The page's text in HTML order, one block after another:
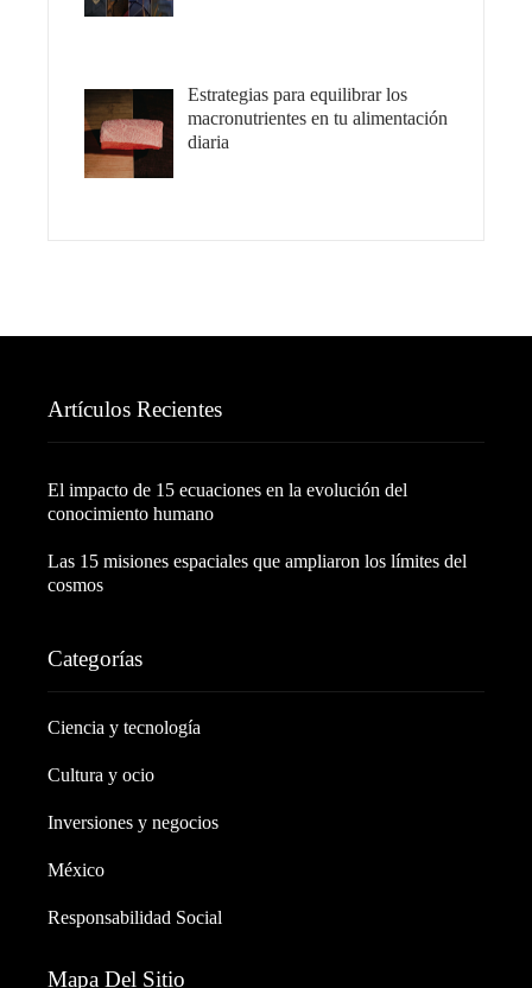
Estrategias para equilibrar los
macronutrientes en tu alimentación
diaria
Artículos Recientes
El impacto de 15 ecuaciones en la evolución del
conocimiento humano
Las 15 misiones espaciales que ampliaron los límites del
cosmos
Categorías
Ciencia y tecnología
Cultura y ocio
Inversiones y negocios
México
Responsabilidad Social
Mapa Del Sitio